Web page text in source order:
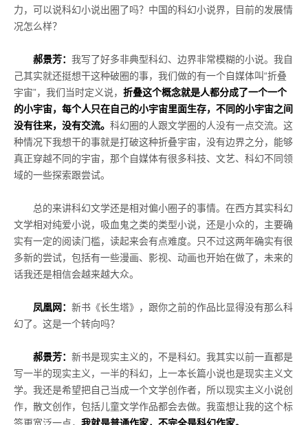
力，可以说科幻小说出圈了吗？中国的科幻小说界，目前的发展情
况怎么样？
郝景芳： 我写了好多非典型科幻、边界非常模糊的小说。我自
己其实就还挺想干这种破圈的事，我们做的有一个自媒体叫“折叠
宇宙”，我们当时定义说， 折叠这个概念就是人都分成了一个一个
的小宇宙，每个人只在自己的小宇宙里面生存，不同的小宇宙之间
没有往来，没有交流。 科幻圈的人跟文学圈的人没有一点交流。这
种情况下我想干的事就是打破这种折叠宇宙，没有边界之分，能够
真正穿越不同的宇宙，那个自媒体有很多科技、文艺、科幻不同领
域的一些探索跟尝试。
总的来讲科幻文学还是相对偏小圈子的事情。在西方其实科幻
文学相对纯爱小说，吸血鬼之类的类型小说，还是小众的，主要确
实有一定的阅读门槛，读起来会有点难度。只不过这两年确实有很
多新的尝试，包括有一些漫画、影视、动画也开始在做了，未来的
话我还是相信会越来越大众。
凤凰网： 新书《长生塔》，跟你之前的作品比显得没有那么科
幻了。这是一个转向吗？
郝景芳： 新书是现实主义的，不是科幻。我其实以前一直都是
写一半的现实主义，一半的科幻，上一本长篇小说也是现实主义文
学。我还是希望把自己当成一个文学创作者，所以现实主义小说创
作，散文创作，包括儿童文学作品都会去做。我蛮想让我的这个标